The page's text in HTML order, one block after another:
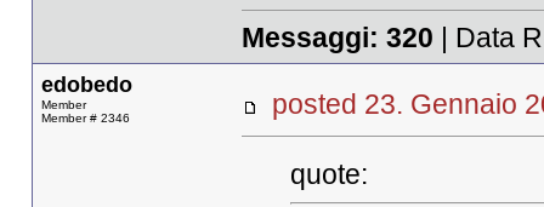
Messaggi: 320 | Data
edobedo
Member
Member # 2346
posted 23.
quote: